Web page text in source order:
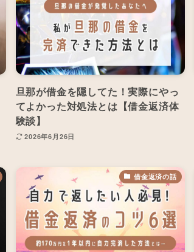
旦那が借金を隠してた！実際にやっ
てよかった対処法とは【借金返済体
験談】
2026年6月26日
借金返済の話